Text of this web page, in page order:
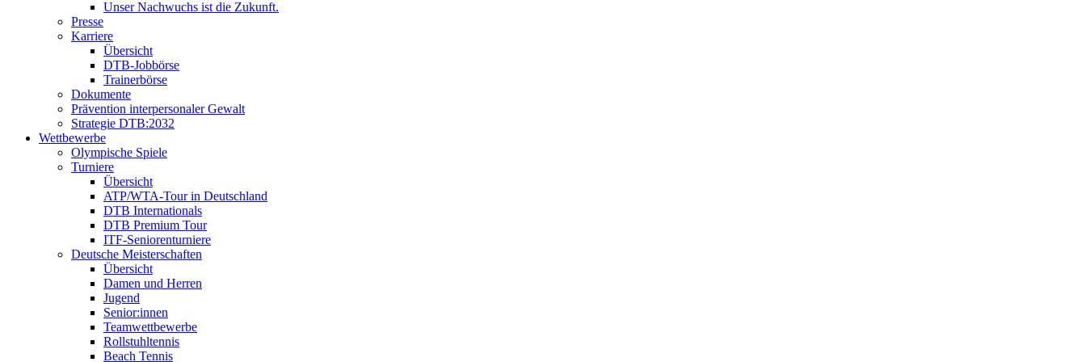
Unser Nachwuchs ist die Zukunft.
Presse
Karriere
Übersicht
DTB-Jobbörse
Trainerbörse
Dokumente
Prävention interpersonaler Gewalt
Strategie DTB:2032
Wettbewerbe
Olympische Spiele
Turniere
Übersicht
ATP/WTA-Tour in Deutschland
DTB Internationals
DTB Premium Tour
ITF-Seniorenturniere
Deutsche Meisterschaften
Übersicht
Damen und Herren
Jugend
Senior:innen
Teamwettbewerbe
Rollstuhltennis
Beach Tennis